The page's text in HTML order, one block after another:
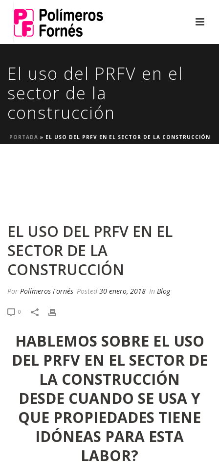
El uso del PRFV en el
sector de la
construcción
PORTADA » EL USO DEL PRFV EN EL SECTOR DE LA CONSTRUCCIÓN
EL USO DEL PRFV EN EL
SECTOR DE LA
CONSTRUCCIÓN
Por Polímeros Fornés Posted 30 enero, 2018 In Blog
0
HABLEMOS SOBRE EL USO
DEL PRFVEN EL SECTOR DE
LA CONSTRUCCIÓN
DESDE CUANDO SE USA Y
QUE PROPIEDADES TIENE
IDÓNEAS PARA ESTA
LABOR?